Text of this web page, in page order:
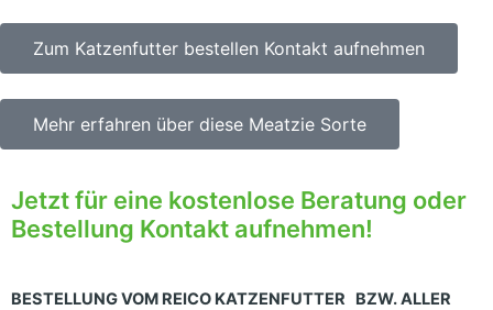
Zum Katzenfutter bestellen Kontakt aufnehmen
Mehr erfahren über diese Meatzie Sorte
Jetzt für eine kostenlose Beratung oder
Bestellung Kontakt aufnehmen!
BESTELLUNG VOM REICO KATZENFUTTER BZW. ALLER